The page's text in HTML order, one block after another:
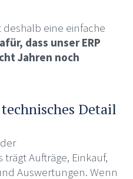
deshalb eine einfache
dass unser ERP
Jahren noch
Detail
Aufträge, Einkauf,
Auswertungen. Wenn